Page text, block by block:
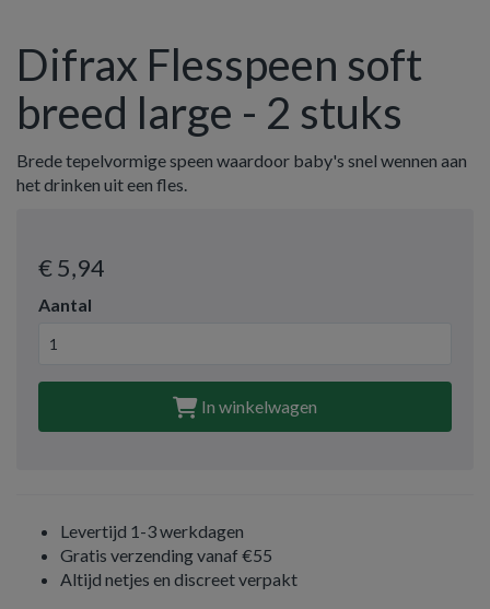
Difrax Flesspeen soft
breed large - 2 stuks
Brede tepelvormige speen waardoor baby's snel wennen aan
het drinken uit een fles.
€ 5,94
Aantal
In winkelwagen
Levertijd 1-3 werkdagen
Gratis verzending vanaf €55
Altijd netjes en discreet verpakt